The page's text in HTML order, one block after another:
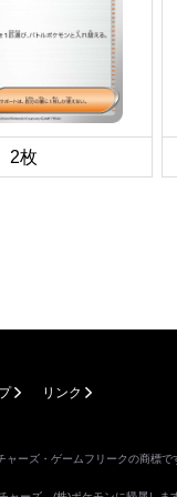
2枚
リンク
ャーズ・ゲームフリークの商標で